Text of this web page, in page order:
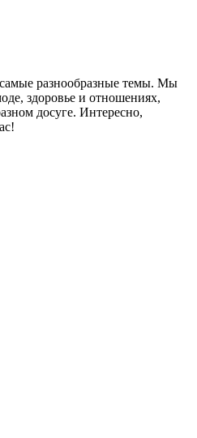
разнообразные темы. Мы
здоровье и отношениях,
досуге. Интересно,